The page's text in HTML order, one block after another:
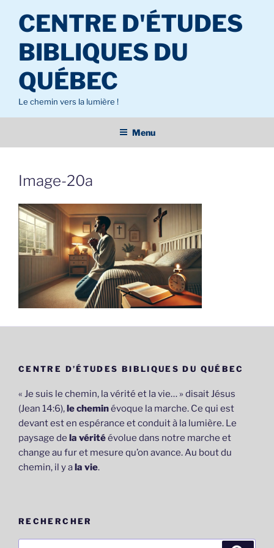
contenu
principal
CENTRE D'ÉTUDES
BIBLIQUES DU
QUÉBEC
Le chemin vers la lumière !
Menu
Image-20a
CENTRE D’ÉTUDES BIBLIQUES DU QUÉBEC
« Je suis le chemin, la vérité et la vie… » disait Jésus
(Jean 14:6),le cheminévoque la marche. Ce qui est
devant est en espérance et conduit à la lumière. Le
paysage de la véritéévolue dans notre marche et
change au fur et mesure qu’on avance. Au bout du
chemin, il y ala vie.
RECHERCHER